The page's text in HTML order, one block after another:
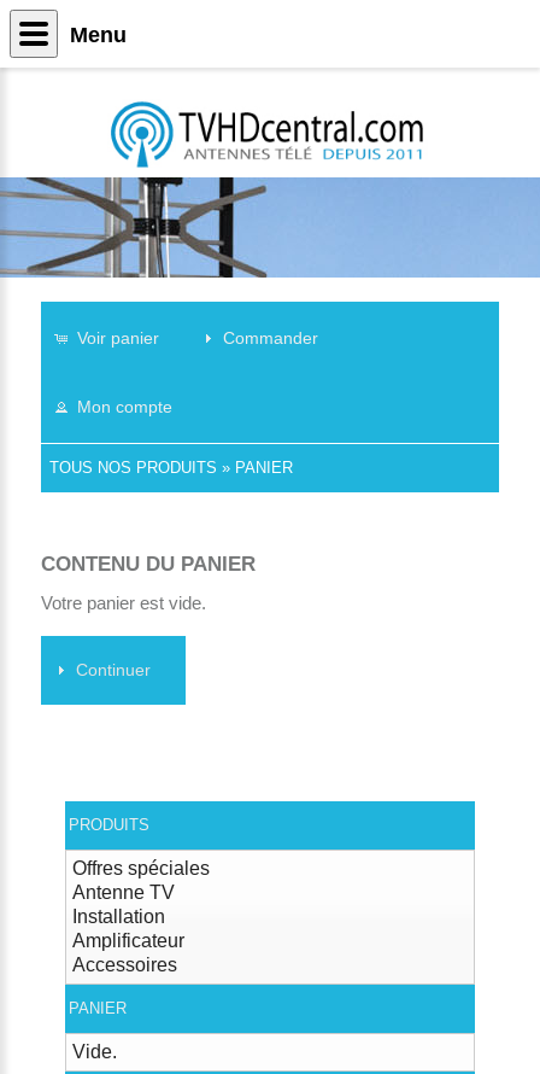
Voir panier Commander
Mon compte
TOUS NOS PRODUITS » PANIER
CONTENU DU PANIER
Votre panier est vide.
Continuer
PRODUITS
Offres spéciales
Antenne TV
Installation
Amplificateur
Accessoires
PANIER
Vide.
Menu